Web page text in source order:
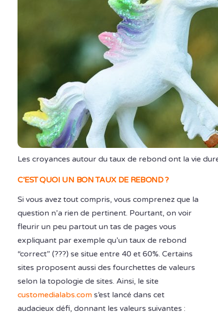
Les croyances autour du taux de rebond ont la vie
C’EST QUOI UN BON TAUX DE REBOND ?
Si vous avez tout compris, vous comprenez que la
question n’a rien de pertinent. Pourtant, on voir
fleurir un peu partout un tas de pages vous
expliquant par exemple qu’un taux de rebond
“correct” (???) se situe entre 40 et 60%. Certains
sites proposent aussi des fourchettes de valeurs
selon la topologie de sites. Ainsi, le site
customedialabs.com s’est lancé dans cet
audacieux défi, donnant les valeurs suivantes :